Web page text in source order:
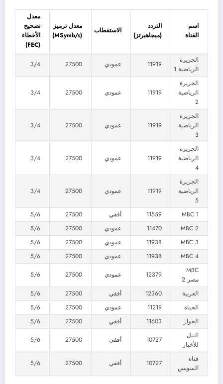
اسم
القناة
التردد
(ميجاهيرتز)
الاستقطاب
معدل ترميز
(MSymb/s)
معدل
تصحيح
الأخطاء
(FEC)
الجزيرة
الرياضية 1
11919 عمودي 27500
3/4
الجزيرة
الرياضية
2
11919 عمودي 27500
3/4
الجزيرة
الرياضية
3
11919 عمودي 27500
3/4
الجزيرة
الرياضية
4
11919 عمودي 27500
3/4
الجزيرة
الرياضية
5
11919 عمودي 27500
3/4
MBC 1
11559 أفقي 27500
5/6
MBC 2
11470 عمودي 27500
5/6
MBC 3
11938 عمودي 27500
5/6
MBC 4
11938 عمودي 27500
5/6
MBC
مصر 2
12379 عمودي 27500
5/6
العربية 12360 أفقي 27500
5/6
الحياة
11219 عمودي 27500
5/6
الحوار
11603 أفقي 27500
5/6
النيل
للأخبار
10727 أفقي 27500
5/6
قناة
السويس
10727 أفقي 27500
5/6